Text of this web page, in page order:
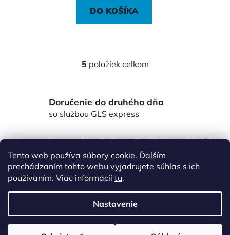
Tento web používa súbory cookie. Ďalším
prechádzaním tohto webu vyjadrujete súhlas s ich
používaním. Viac informáciítu.
Nastavenie
DO KOŠÍKA
O
á
d
c
e
p
r
v
k
y
v
5 položiek celkom
Doručenie do druhého dňa
so službou GLS express
Doručenie do viac ako 3000 výdajných
miest Packeta
po celom Slovensku
Vytvoril Shoptet